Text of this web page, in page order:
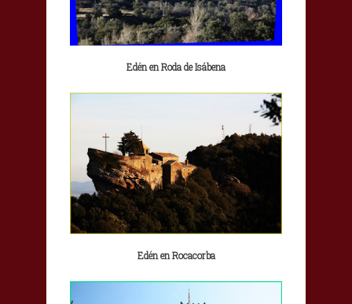
Edén en Roda de Isábena
Edén en Rocacorba